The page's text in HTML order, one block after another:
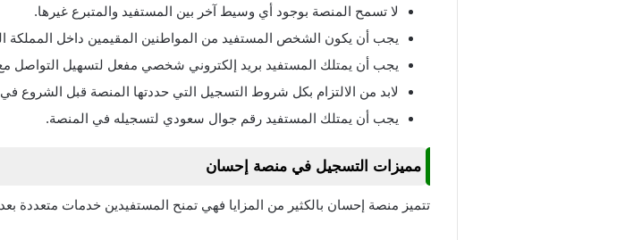
لا تسمح المنصة بوجود أي وسيط آخر بين المستفيد والمتبرع غيرها.
يجب أن يكون الشخص المستفيد من المواطنين المقيمين داخل
يجب أن يمتلك المستفيد بريد إلكتروني شخصي مفعل لتسهيل التواصل
لابد من الالتزام بكل شروط التسجيل التي حددتها المنصة قبل الشروع
يجب أن يمتلك المستفيد رقم جوال سعودي لتسجيله في المنصة.
مميزات التسجيل في منصة إحسان
تتميز منصة إحسان بالكثير من المزايا فهي تمنح المستفيدين خدمات متعددة